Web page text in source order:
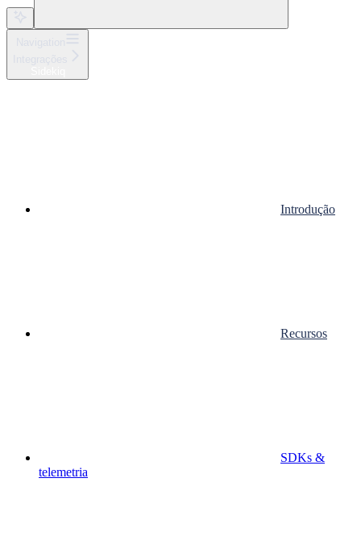
Introdução
Recursos
SDKs &
telemetria